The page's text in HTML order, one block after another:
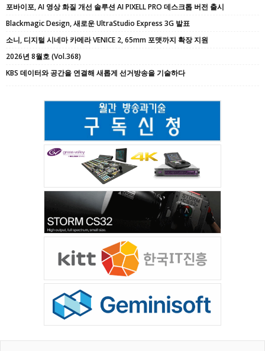
포바이포, AI 영상 화질 개선 솔루션 AI PIXELL PRO 데스크톱 버전 출시
Blackmagic Design, 새로운 UltraStudio Express 3G 발표
소니, 디지털 시네마 카메라 VENICE 2, 65mm 포맷까지 확장 지원
2026년 8월호 (Vol.368)
KBS 데이터와 공간을 연결해 새롭게 선거방송을 기술하다